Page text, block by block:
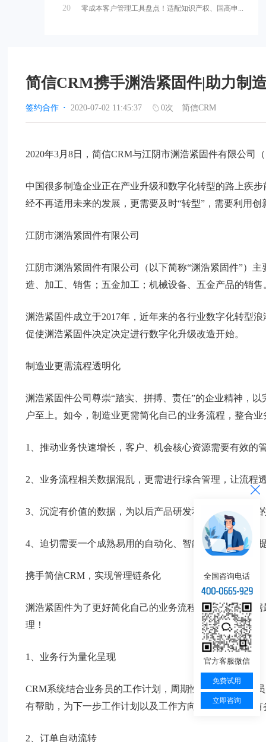
20 零成本客户管理工具盘点！适配知识产权、国高申...
简信CRM携手渊浩紧固件|助力制
签约合作 · 2020-07-02 11:45:37 0次 简信CRM
2020年3月8日，简信CRM与江阴市渊浩紧固件有限公司
中国很多制造企业正在产业升级和数字化转型的路上疾
经不再适用未来的发展，更需要及时“转型”，需要利用
江阴市渊浩紧固件有限公司
江阴市渊浩紧固件有限公司（以下简称“渊浩紧固件”）
造、加工、销售；五金加工；机械设备、五金产品的销售
渊浩紧固件成立于2017年，近年来的各行业数字化转型
促使渊浩紧固件决定决定进行数字化升级改造开始。
制造业更需流程透明化
渊浩紧固件公司尊崇“踏实、拼搏、责任”的企业精神，
户至上。如今，制造业更需简化自己的业务流程，整合
1、推动业务快速增长，客户、机会核心资源需要有效的
2、业务流程相关数据混乱，更需进行综合管理，让流程
3、沉淀有价值的数据，为以后产品研发和经营提供一定
4、迫切需要一个成熟易用的自动化、智能化的工具，来
携手简信CRM，实现管理链条化
渊浩紧固件为了更好简化自己的业务流程，整合业务数
理！
1、业务行为量化呈现
CRM系统结合业务员的工作计划，周期性的了解业务人
有帮助，为下一步工作计划以及工作方向的调整提供了
2、订单自动流转
全国咨询电话
官方客服微信
免费试用
立即咨询